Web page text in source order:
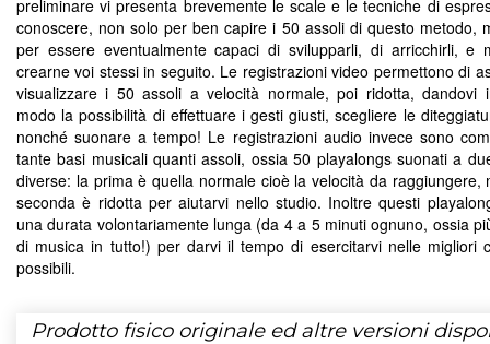
preliminare vi presenta brevemente le scale e le tecniche di
conoscere, non solo per ben capire i 50 assoli di questo metodo,
per essere eventualmente capaci di svilupparli, di arricchirli, e
crearne voi stessi in seguito. Le registrazioni video permettono di
visualizzare i 50 assoli a velocità normale, poi ridotta, dandovi
modo la possibilità di effettuare i gesti giusti, scegliere le
nonché suonare a tempo! Le registrazioni audio invece sono
tante basi musicali quanti assoli, ossia 50 playalongs suonati a
diverse: la prima è quella normale cioè la velocità da raggiungere,
seconda è ridotta per aiutarvi nello studio. Inoltre questi
una durata volontariamente lunga (da 4 a 5 minuti ognuno, ossia
di musica in tutto!) per darvi il tempo di esercitarvi nelle migliori
possibili.
Prodotto fisico originale ed altre versioni